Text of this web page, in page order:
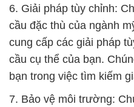
6. Giải pháp tùy chỉnh:
cầu đặc thù của ngành
cung cấp các giải pháp
cầu cụ thể của bạn.
bạn trong việc tìm kiếm
7. Bảo vệ môi trường: